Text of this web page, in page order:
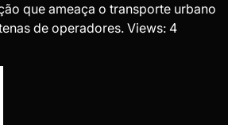
que ameaça o transporte urbano
de operadores. Views: 4